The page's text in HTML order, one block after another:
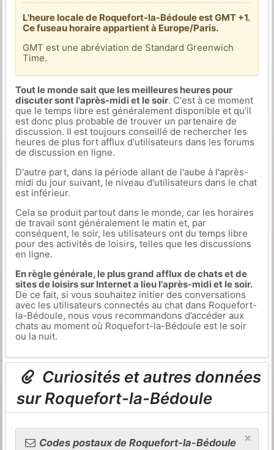
L'heure locale de Roquefort-la-Bédoule est GMT +1.
Ce fuseau horaire appartient à Europe/Paris.
GMT est une abréviation de Standard Greenwich
Time.
Tout le monde sait que les meilleures heures pour
discuter sont l'après-midi et le soir. C'est à ce moment
que le temps libre est généralement disponible et qu'il
est donc plus probable de trouver un partenaire de
discussion. Il est toujours conseillé de rechercher les
heures de plus fort afflux d'utilisateurs dans les forums
de discussion en ligne.
D'autre part, dans la période allant de l'aube à l'après-
midi du jour suivant, le niveau d'utilisateurs dans le chat
est inférieur.
Cela se produit partout dans le monde, car les horaires
de travail sont généralement le matin et, par
conséquent, le soir, les utilisateurs ont du temps libre
pour des activités de loisirs, telles que les discussions
en ligne.
En règle générale, le plus grand afflux de chats et de
sites de loisirs sur Internet a lieu l'après-midi et le soir.
De ce fait, si vous souhaitez initier des conversations
avec les utilisateurs connectés au chat dans Roquefort-
la-Bédoule, nous vous recommandons d’accéder aux
chats au moment où Roquefort-la-Bédoule est le soir
ou la nuit.
Curiosités et autres données
sur Roquefort-la-Bédoule
×
Codes postaux de Roquefort-la-Bédoule